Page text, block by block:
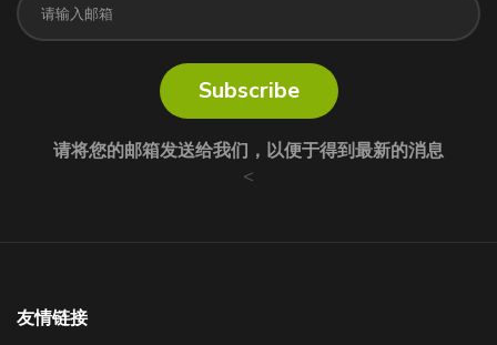
Subscribe
请将您的邮箱发送给我们，以便于得到最新的消息
<
友情链接